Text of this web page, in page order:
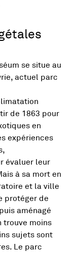
se situe au
actuel parc
de 1863 pour
en
expériences
évaluer leur
à sa mort en
et la ville
protéger de
aménagé
trouve moins
sujets sont
Le parc